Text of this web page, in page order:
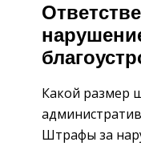
Какой размер
Штрафы за